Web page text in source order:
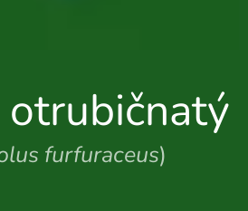
furfuraceus)